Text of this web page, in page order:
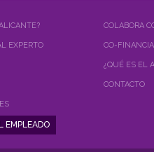
EXPERTO
COLABORA
CO-
¿QUÉ ES EL
CONTACTO